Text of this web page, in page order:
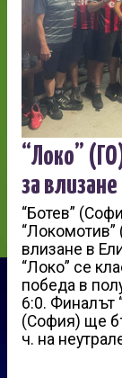
“Локо”
за
“Ботев”
влизане в
“Локо” се
победа в
6:0. Финалът
(София) ще
ч. на